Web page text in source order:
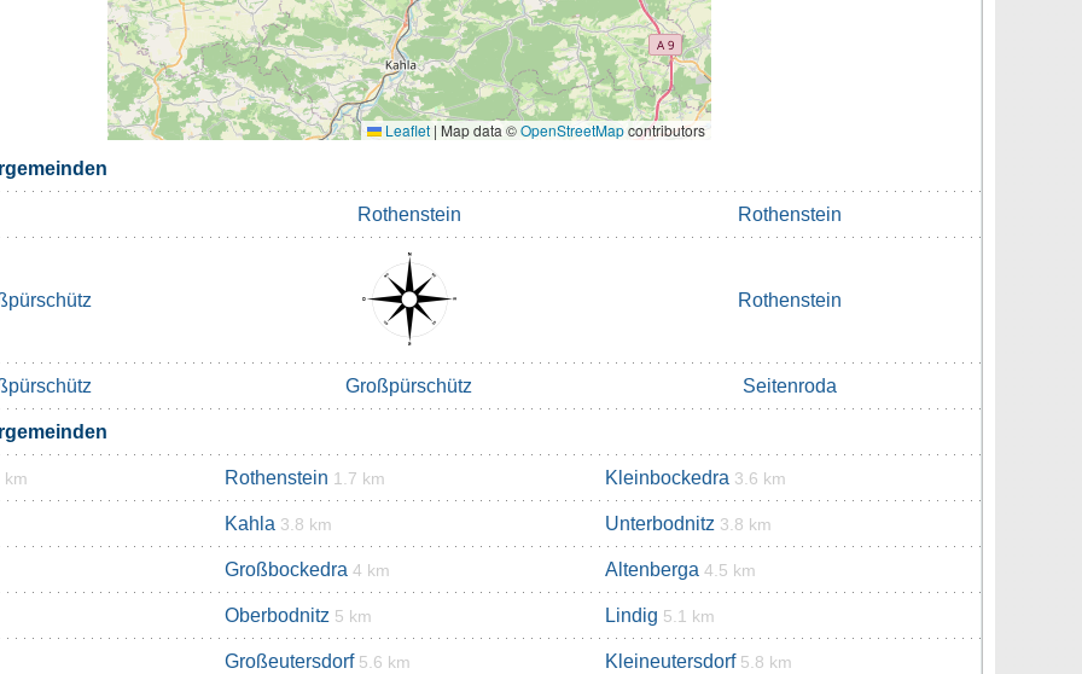
Leaflet | Map data ©OpenStreetMapcontributors
Rothenstein Rothenstein
Rothenstein
Großpürschütz Seitenroda
km Rothenstein 1.7 km Kleinbockedra 3.6 km
Kahla 3.8 km Unterbodnitz 3.8 km
Großbockedra 4 km Altenberga 4.5 km
Oberbodnitz 5 km Lindig 5.1 km
Großeutersdorf 5.6 km Kleineutersdorf 5.8 km